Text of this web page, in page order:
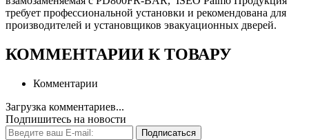
требует профессиональной установки и рекомендована для
производителей и установщиков эвакуационных дверей.
КОММЕНТАРИИ К ТОВАРУ
Комментарии
Загрузка комментариев...
Подпишитесь на новости
Подписаться